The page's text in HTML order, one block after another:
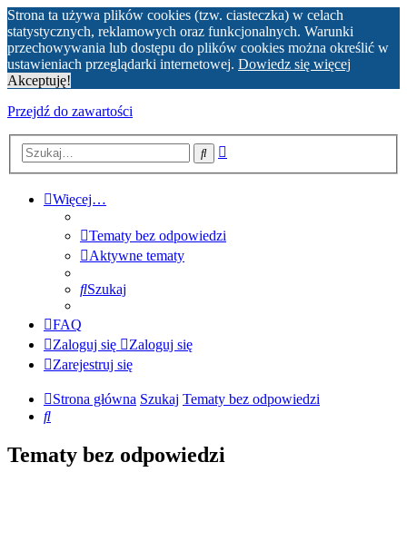
Strona ta używa plików cookies (tzw. ciasteczka) w celach
statystycznych, reklamowych oraz funkcjonalnych. Warunki
przechowywania lub dostępu do plików cookies można określić w
ustawieniach przeglądarki internetowej. Dowiedz się więcej
Akceptuję!
Przejdź do zawartości
Szukaj
Więcej…
Tematy bez odpowiedzi
Aktywne tematy
Szukaj
FAQ
Zaloguj się
Zaloguj się
Zarejestruj się
Strona główna Szukaj Tematy bez odpowiedzi
Szukaj
Tematy bez odpowiedzi